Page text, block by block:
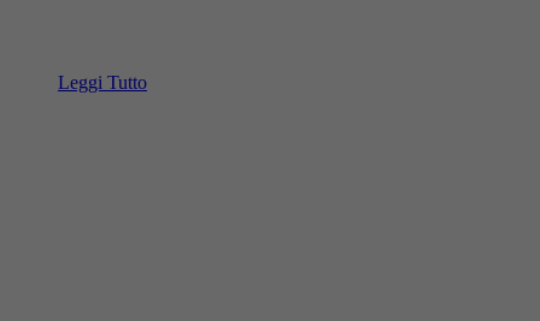
Leggi Tutto